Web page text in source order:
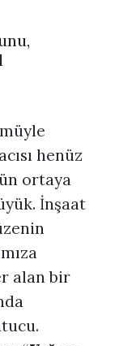
henüz
ortaya
İnşaat
alan bir